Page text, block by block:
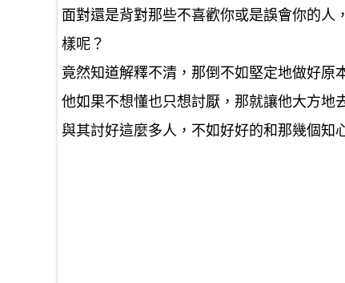
面對還是背對那些不喜歡你或是誤會你的人
樣呢？
竟然知道解釋不清，那倒不如堅定地做好原
他如果不想懂也只想討厭，那就讓他大方地
與其討好這麼多人，不如好好的和那幾個知